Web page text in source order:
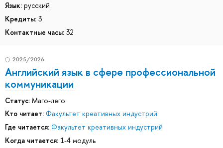
Язык: русский
Кредиты: 3
Контактные часы: 32
2025/2026
Английский язык в сфере профессиональной
коммуникации
Статус: Маго-лего
Кто читает: Факультет креативных индустрий
Где читается: Факультет креативных индустрий
Когда читается: 1-4 модуль